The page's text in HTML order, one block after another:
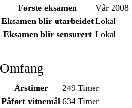
Første eksamen
Vår 2008
Eksamen blir utarbeidet Lokal
Eksamen blir sensurert Lokal
Omfang
Årstimer
249 Timer
Påført vitnemål 634 Timer